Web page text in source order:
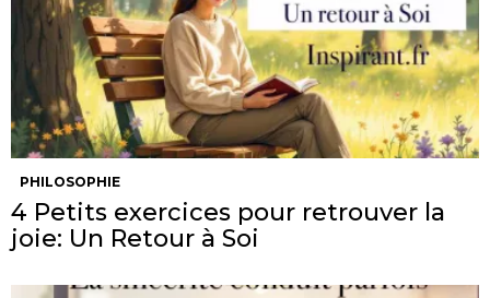
PHILOSOPHIE
4 Petits exercices pour retrouver la
joie: Un Retour à Soi